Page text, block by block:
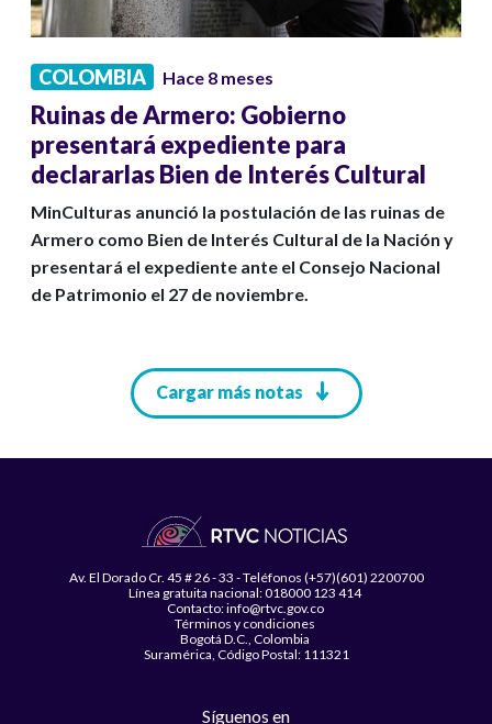
COLOMBIA Hace 8 meses
Ruinas de Armero: Gobierno
presentará expediente para
declararlas Bien de Interés Cultural
MinCulturas anunció la postulación de las ruinas de
Armero como Bien de Interés Cultural de la Nación y
presentará el expediente ante el Consejo Nacional
de Patrimonio el 27 de noviembre.
Cargar más notas
Av. El Dorado Cr. 45 # 26 - 33 - Teléfonos (+57)(601) 2200700
Línea gratuita nacional: 018000 123 414
Contacto: info@rtvc.gov.co
Términos y condiciones
Bogotá D.C., Colombia
Suramérica, Código Postal: 111321
Síguenos en